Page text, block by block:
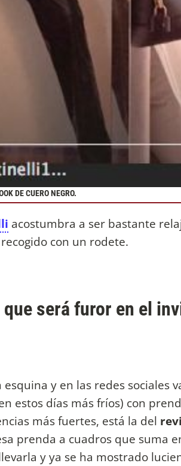
DE CUERO NEGRO.
acostumbra a ser bastante
con un rodete.
será furor en el
y en las redes sociales
estos días más fríos) con
más fuertes, está la del
prenda a cuadros que suma
y ya se ha mostrado